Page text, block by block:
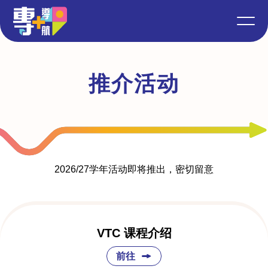
推介活动
2026/27学年活动即将推出，密切留意
VTC 课程介绍
前往